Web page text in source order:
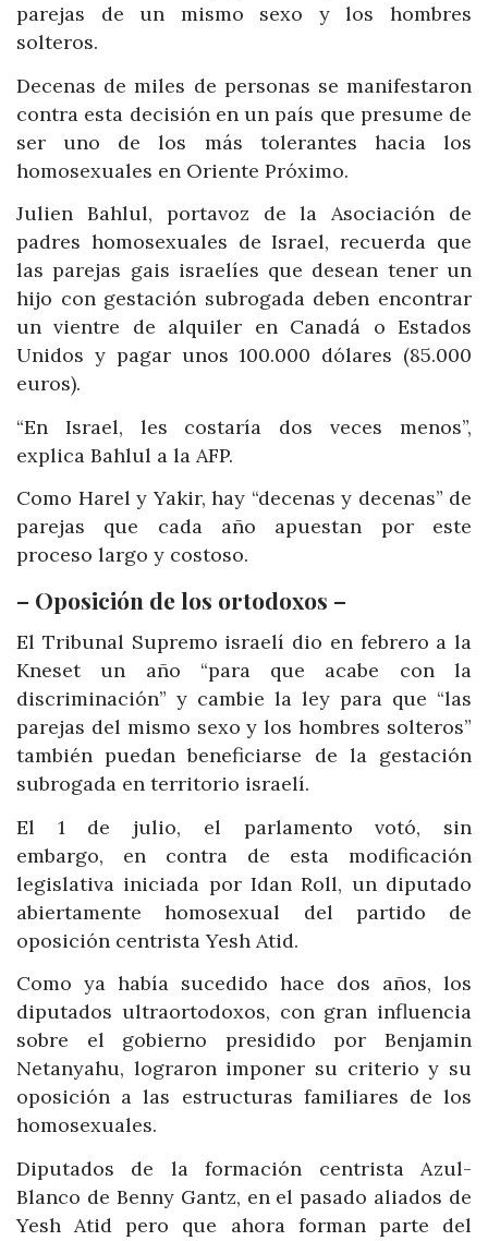
parejas de un mismo sexo y los hombres
solteros.
Decenas de miles de personas se manifestaron
contra esta decisión en un país que presume de
ser uno de los más tolerantes hacia los
homosexuales en Oriente Próximo.
Julien Bahlul, portavoz de la Asociación de
padres homosexuales de Israel, recuerda que
las parejas gais israelíes que desean tener un
hijo con gestación subrogada deben encontrar
un vientre de alquiler en Canadá o Estados
Unidos y pagar unos 100.000 dólares (85.000
euros).
“En Israel, les costaría dos veces menos”,
explica Bahlul a la AFP.
Como Harel y Yakir, hay “decenas y decenas” de
parejas que cada año apuestan por este
proceso largo y costoso.
– Oposición de los ortodoxos –
El Tribunal Supremo israelí dio en febrero a la
Kneset un año “para que acabe con la
discriminación” y cambie la ley para que “las
parejas del mismo sexo y los hombres solteros”
también puedan beneficiarse de la gestación
subrogada en territorio israelí.
El 1 de julio, el parlamento votó, sin
embargo, en contra de esta modificación
legislativa iniciada por Idan Roll, un diputado
abiertamente homosexual del partido de
oposición centrista Yesh Atid.
Como ya había sucedido hace dos años, los
diputados ultraortodoxos, con gran influencia
sobre el gobierno presidido por Benjamin
Netanyahu, lograron imponer su criterio y su
oposición a las estructuras familiares de los
homosexuales.
Diputados de la formación centrista Azul-
Blanco de Benny Gantz, en el pasado aliados de
Yesh Atid pero que ahora forman parte del